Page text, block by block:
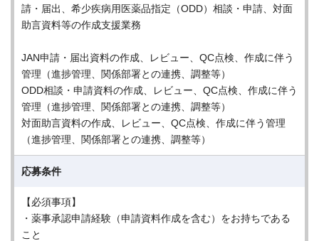
請・届出、希少疾病用医薬品指定（ODD）相談・申請、対面
助言資料等の作成支援業務
JAN申請・届出資料の作成、レビュー、QC点検、作成に伴う
管理（進捗管理、関係部署との連携、調整等）
ODD相談・申請資料の作成、レビュー、QC点検、作成に伴う
管理（進捗管理、関係部署との連携、調整等）
対面助言資料の作成、レビュー、QC点検、作成に伴う管理
（進捗管理、関係部署との連携、調整等）
応募条件
【必須事項】
・薬事承認申請経験（申請資料作成を含む）をお持ちである
こと